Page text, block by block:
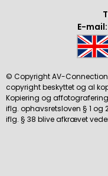
E-mail:
© Copyright AV-Connection
copyright beskyttet og al
Kopiering og
iflg. ophavsretsloven § 1
iflg. § 38 blive afkrævet